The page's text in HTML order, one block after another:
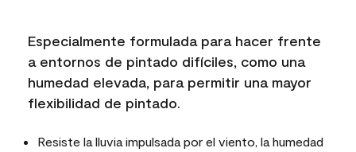
Especialmente formulada para hacer frente
a entornos de pintado difíciles, como una
humedad elevada, para permitir una mayor
flexibilidad de pintado.
Resiste la lluvia impulsada por el viento, la humedad